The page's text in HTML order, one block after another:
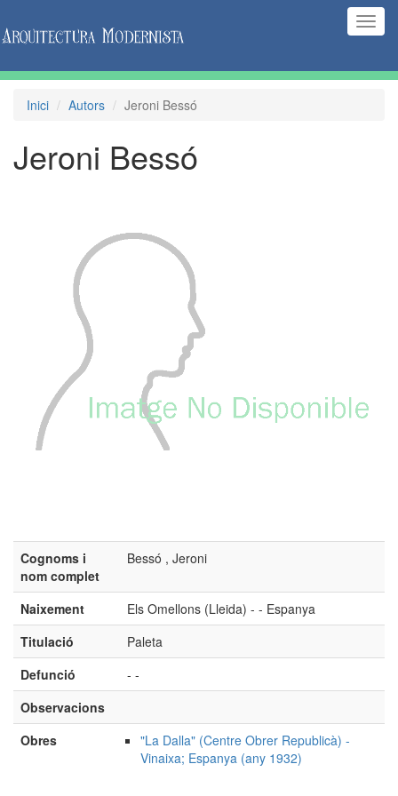
Inici Autors Jeroni Bessó
Jeroni Bessó
Cognoms i
nom complet
Bessó , Jeroni
Naixement
Els Omellons (Lleida) - - Espanya
Titulació
Paleta
Defunció
- -
Observacions
Obres
"La Dalla" (Centre Obrer Republicà) -
Vinaixa; Espanya (any 1932)